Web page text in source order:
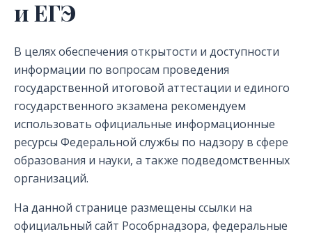
и ЕГЭ
В целях обеспечения открытости и доступности
информации по вопросам проведения
государственной итоговой аттестации и единого
государственного экзамена рекомендуем
использовать официальные информационные
ресурсы Федеральной службы по надзору в сфере
образования и науки, а также подведомственных
организаций.
На данной странице размещены ссылки на
официальный сайт Рособрнадзора, федеральные